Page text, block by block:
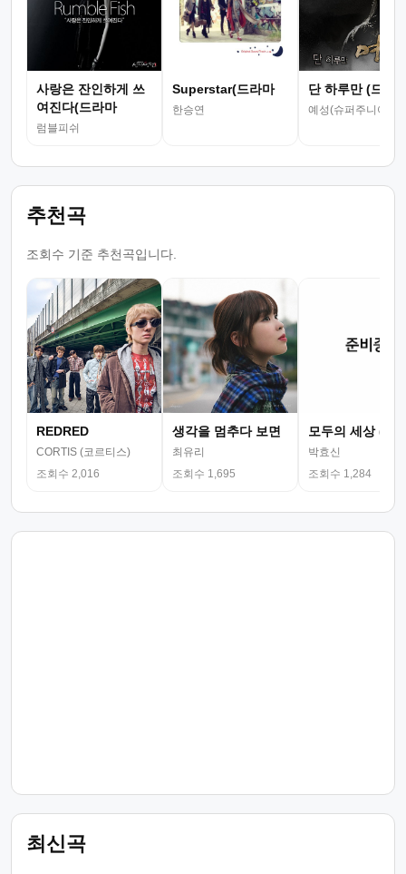
사랑은 잔인하게 쓰
여진다(드라마
럼블피쉬
Superstar(드라마
한승연
단 하루만 (드라
예성(슈퍼주니어)
추천곡
조회수 기준 추천곡입니다.
REDRED
CORTIS (코르티스)
조회수 2,016
생각을 멈추다 보면
최유리
조회수 1,695
모두의 세상 (뮤
박효신
조회수 1,284
최신곡